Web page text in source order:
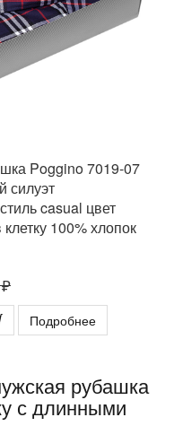
Poggino 7019-07
силуэт
casual цвет
100% хлопок
Подробнее
рубашка
с длинными